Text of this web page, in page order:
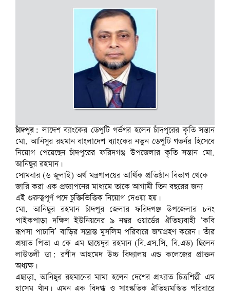
চাঁদপুর: লাদেশ ব্যাংকের ডেপুটি গর্ভণর হলেন চাঁদপুরের কৃতি সন্তান
মো. আনিসুর রহমান বাংলাদেশ ব্যাংকের নতুন ডেপুটি গভর্নর হিসেবে
নিয়োগ পেয়েছেন চাঁদপুরের ফরিদগঞ্জ উপজেলার কৃতি সন্তান মো.
আনিছুর রহমান।
সোমবার (৬ জুলাই) অর্থ মন্ত্রণালয়ের আর্থিক প্রতিষ্ঠান বিভাগ থেকে
জারি করা এক প্রজ্ঞাপনের মাধ্যমে তাকে আগামী তিন বছরের জন্য
এই গুরুত্বপূর্ণ পদে চুক্তিভিত্তিক নিয়োগ দেওয়া হয়।
মো. আনিছুর রহমান চাঁদপুর জেলার ফরিদগঞ্জ উপজেলার ৮নং
পাইকপাড়া দক্ষিণ ইউনিয়নের ৯ নম্বর ওয়ার্ডের ঐতিহ্যবাহী ‘কবি
রূপসা পাচানি’ বাড়ির সম্ভ্রান্ত মুসলিম পরিবারে জন্মগ্রহণ করেন। তাঁর
প্রয়াত পিতা এ কে এম ছায়েদুর রহমান (বি.এস.সি, বি.এড) ছিলেন
লাউতলী ডা: রশীদ আহমেদ উচ্চ বিদ্যালয় এন্ড কলেজের প্রাক্তন
অধ্যক্ষ।
এছাড়া, আনিছুর রহমানের মামা হলেন দেশের প্রখ্যাত চিত্রশিল্পী এম
হাসেম খাঁন। এমন এক বিদগ্ধ ও সাংস্কৃতিক ঐতিহ্যমণ্ডিত পরিবারে